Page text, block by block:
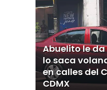
Abuelito le
lo saca
en calles del
CDMX